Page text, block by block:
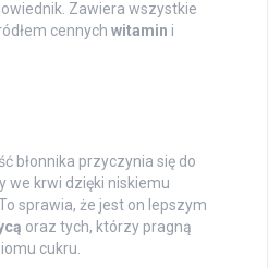
Zawiera wszystkie
cennych witamin i
błonnika przyczynia się do
we krwi dzięki niskiemu
sprawia, że jest on lepszym
oraz tych, którzy pragną
cukru.